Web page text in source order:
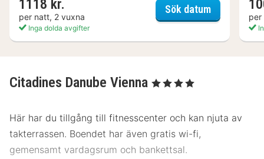
1118 kr.
per natt, 2 vuxna
Inga dolda avgifter
Sök datumRioca
per
Citadines Danube Vienna , 4 Stjärnor
Här har du tillgång till fitnesscenter och kan njuta av
takterrassen. Boendet har även gratis wi-fi,
gemensamt vardagsrum och bankettsal.